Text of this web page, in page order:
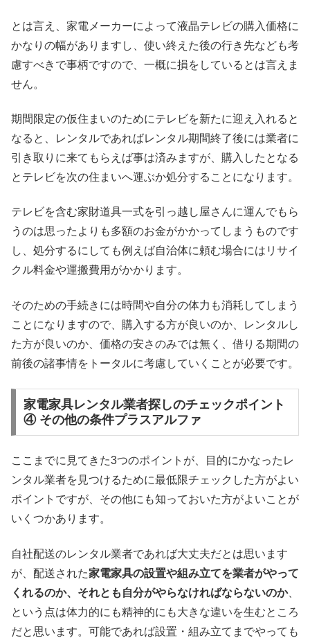
とは言え、家電メーカーによって液晶テレビの購入価格に
かなりの幅がありますし、使い終えた後の行き先なども考
慮すべきで事柄ですので、一概に損をしているとは言えま
せん。
期間限定の仮住まいのためにテレビを新たに迎え入れると
なると、レンタルであればレンタル期間終了後には業者に
引き取りに来てもらえば事は済みますが、購入したとなる
とテレビを次の住まいへ運ぶか処分することになります。
テレビを含む家財道具一式を引っ越し屋さんに運んでもら
うのは思ったよりも多額のお金がかかってしまうものです
し、処分するにしても例えば自治体に頼む場合にはリサイ
クル料金や運搬費用がかかります。
そのための手続きには時間や自分の体力も消耗してしまう
ことになりますので、購入する方が良いのか、レンタルし
た方が良いのか、価格の安さのみでは無く、借りる期間の
前後の諸事情をトータルに考慮していくことが必要です。
家電家具レンタル業者探しのチェックポイント
④ その他の条件プラスアルファ
ここまでに見てきた3つのポイントが、目的にかなったレ
ンタル業者を見つけるために最低限チェックした方がよい
ポイントですが、その他にも知っておいた方がよいことが
いくつかあります。
自社配送のレンタル業者であれば大丈夫だとは思います
が、配送された家電家具の設置や組み立てを業者がやって
くれるのか、それとも自分がやらなければならないのか、
という点は体力的にも精神的にも大きな違いを生むところ
だと思います。可能であれば設置・組み立てまでやっても